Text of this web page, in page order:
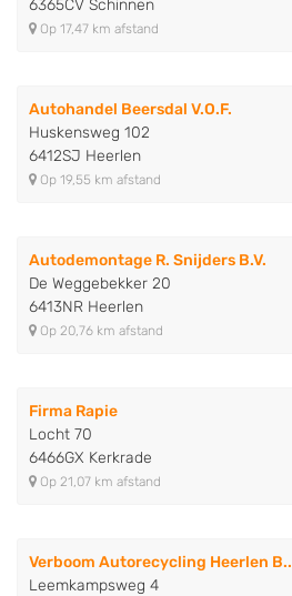
6365CV Schinnen
Op 17,47 km afstand
Autohandel Beersdal V.O.F.
Huskensweg 102
6412SJ Heerlen
Op 19,55 km afstand
Autodemontage R. Snijders B.V.
De Weggebekker 20
6413NR Heerlen
Op 20,76 km afstand
Firma Rapie
Locht 70
6466GX Kerkrade
Op 21,07 km afstand
Verboom Autorecycling Heerlen B..
Leemkampsweg 4